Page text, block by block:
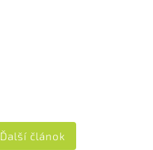
Ďalší článok